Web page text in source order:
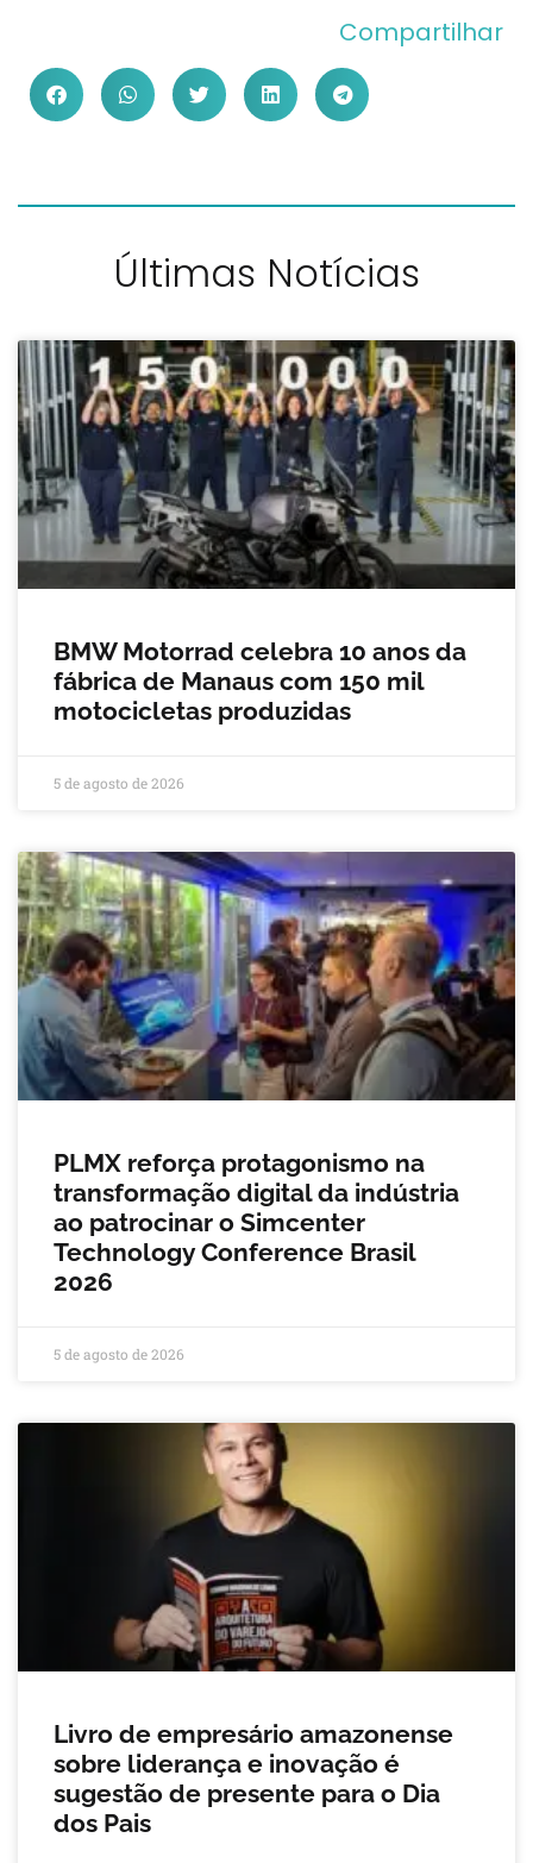
Compartilhar
Últimas Notícias
BMW Motorrad celebra 10 anos da
fábrica de Manaus com 150 mil
motocicletas produzidas
5 de agosto de 2026
PLMX reforça protagonismo na
transformação digital da indústria
ao patrocinar o Simcenter
Technology Conference Brasil
2026
5 de agosto de 2026
Livro de empresário amazonense
sobre liderança e inovação é
sugestão de presente para o Dia
dos Pais